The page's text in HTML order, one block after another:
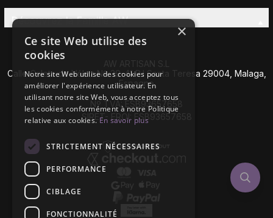
Découvrez la Famille AW
AW ARTISAN S.L
Calle Caleta de Vélez Nº 39-41 P.I Santa Teresa 29004, Malaga,
Espagne
Nº TVA: ESB93657658
SIRET- EROI: ESB93657658
×
Ce site Web utilise des
cookies
Notre site Web utilise des cookies pour
améliorer l'expérience utilisateur. En
utilisant notre site Web, vous acceptez tous
les cookies conformément à notre Politique
relative aux cookies.En savoir plus
STRICTEMENT NÉCESSAIRES
PERFORMANCE
CIBLAGE
FONCTIONNALITÉ